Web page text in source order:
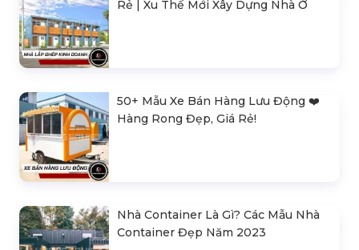
Rẻ | Xu Thế Mới Xây Dựng Nhà Ở
50+ Mẫu Xe Bán Hàng Lưu Động ❤️️
Hàng Rong Đẹp, Giá Rẻ!
Nhà Container Là Gì? Các Mẫu Nhà
Container Đẹp Năm 2023